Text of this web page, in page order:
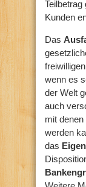
Teilbetrag
Kunden
Das
wenn es
der Welt
auch
mit
werden
das